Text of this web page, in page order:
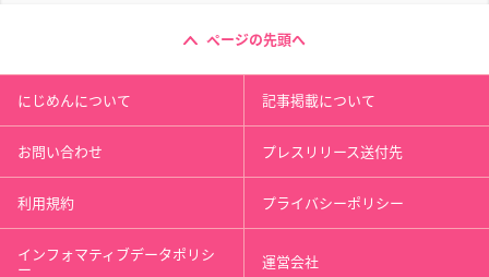
ページの先頭へ
にじめんについて 記事掲載について
お問い合わせ プレスリリース送付先
利用規約 プライバシーポリシー
インフォマティブデータポリシ
ー 運営会社